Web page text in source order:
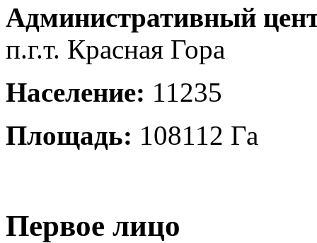
Административный
п.г.т. Красная Гора
Население: 11235
Площадь: 108112 Га
Первое лицо